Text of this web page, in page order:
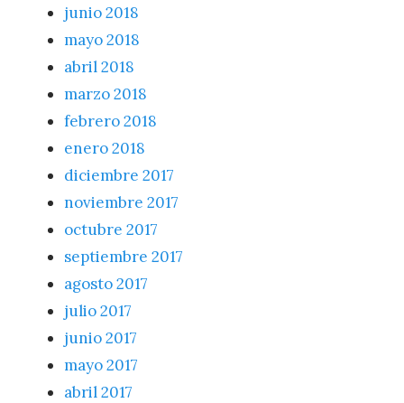
junio 2018
mayo 2018
abril 2018
marzo 2018
febrero 2018
enero 2018
diciembre 2017
noviembre 2017
octubre 2017
septiembre 2017
agosto 2017
julio 2017
junio 2017
mayo 2017
abril 2017